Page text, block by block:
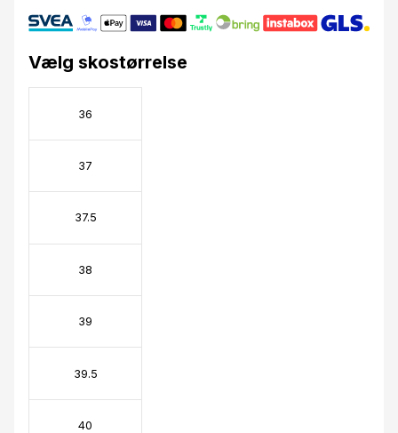
Vælg skostørrelse
36
37
37.5
38
39
39.5
40